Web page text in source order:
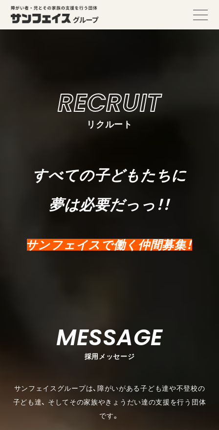
RECRUIT
リクルート
すべての子どもたちに
夢は必要だっっ！！
サンフェイスで働く仲間募集！
MESSAGE
採用メッセージ
サンフェイスグループは、障がいがある子ども達や不登校の
子ども達、
そしてその家族やきょうだい達の支援を行う団体
です。